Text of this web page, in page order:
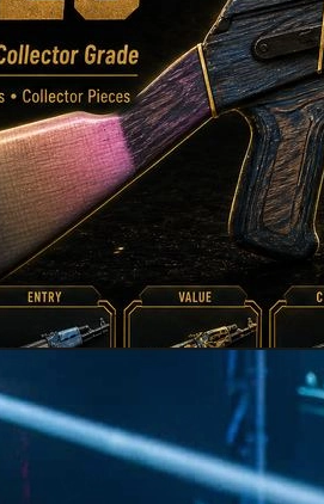
제작:Michael
CS2 전술 조정과 IEM 쾰른 우승
이 IEM 쾰른 2026에서 밝힌 전술 조